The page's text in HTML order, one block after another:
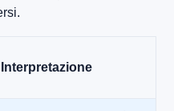
Interpretazione